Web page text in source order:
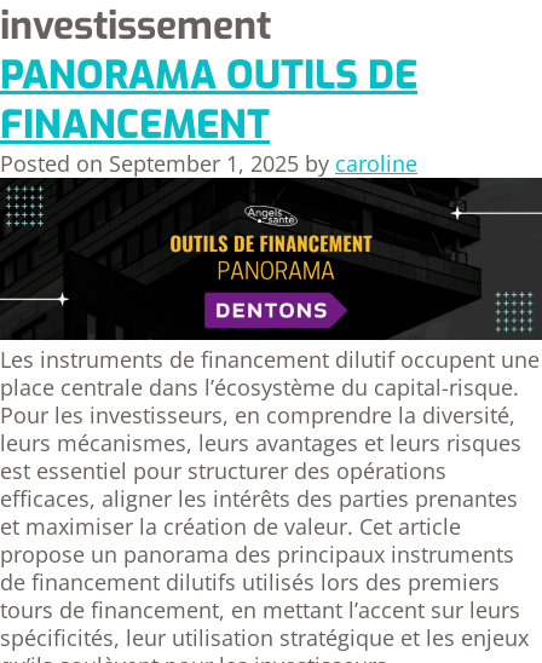
investissement
PANORAMA OUTILS DE
FINANCEMENT
Posted on September 1, 2025 by caroline
Les instruments de financement dilutif occupent une
place centrale dans l’écosystème du capital-risque.
Pour les investisseurs, en comprendre la diversité,
leurs mécanismes, leurs avantages et leurs risques
est essentiel pour structurer des opérations
efficaces, aligner les intérêts des parties prenantes
et maximiser la création de valeur. Cet article
propose un panorama des principaux instruments
de financement dilutifs utilisés lors des premiers
tours de financement, en mettant l’accent sur leurs
spécificités, leur utilisation stratégique et les enjeux